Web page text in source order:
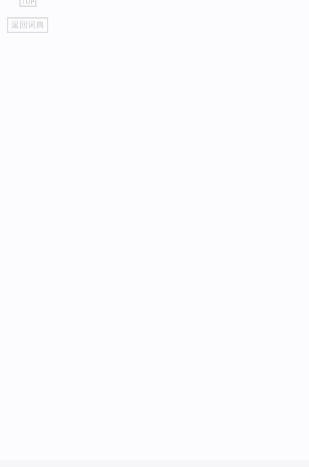
go
top
返回词典